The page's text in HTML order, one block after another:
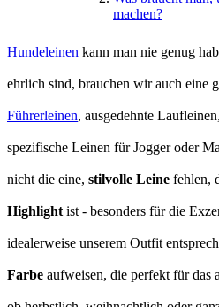
machen?
Hundeleinen kann man nie genug
ehrlich sind, brauchen wir auch eine
Führerleinen, ausgedehnte Laufleinen,
spezifische Leinen für Jogger oder
nicht die eine, stilvolle Leine fehlen,
Highlight ist - besonders für die
idealerweise unserem Outfit
Farbe aufweisen, die perfekt für das